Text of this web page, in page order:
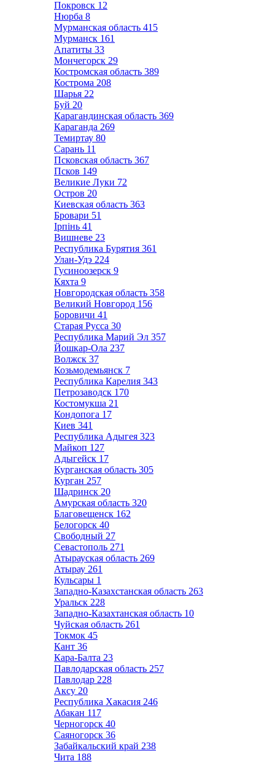
Покровск 12
Нюрба 8
Мурманская область 415
Мурманск 161
Апатиты 33
Мончегорск 29
Костромская область 389
Кострома 208
Шарья 22
Буй 20
Карагандинская область 369
Караганда 269
Темиртау 80
Сарань 11
Псковская область 367
Псков 149
Великие Луки 72
Остров 20
Киевская область 363
Бровари 51
Ірпінь 41
Вишневе 23
Республика Бурятия 361
Улан-Удэ 224
Гусиноозерск 9
Кяхта 9
Новгородская область 358
Великий Новгород 156
Боровичи 41
Старая Русса 30
Республика Марий Эл 357
Йошкар-Ола 237
Волжск 37
Козьмодемьянск 7
Республика Карелия 343
Петрозаводск 170
Костомукша 21
Кондопога 17
Киев 341
Республика Адыгея 323
Майкоп 127
Адыгейск 17
Курганская область 305
Курган 257
Шадринск 20
Амурская область 320
Благовещенск 162
Белогорск 40
Свободный 27
Севастополь 271
Атырауская область 269
Атырау 261
Кульсары 1
Западно-Казахстанская область 263
Уральск 228
Западно-Казахтанская область 10
Чуйская область 261
Токмок 45
Кант 36
Кара-Балта 23
Павлодарская область 257
Павлодар 228
Аксу 20
Республика Хакасия 246
Абакан 117
Черногорск 40
Саяногорск 36
Забайкальский край 238
Чита 188